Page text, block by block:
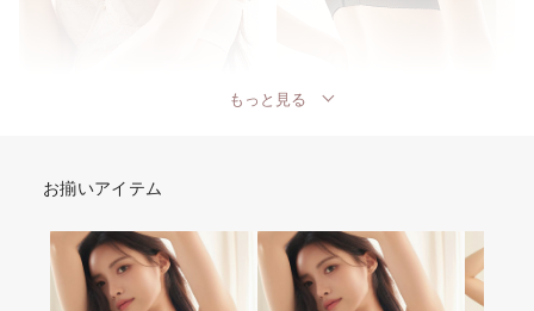
もっと見る
お揃いアイテム